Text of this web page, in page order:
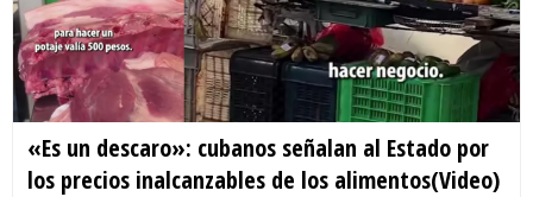
«Es un descaro»: cubanos señalan al Estado por
los precios inalcanzables de los alimentos(Video)